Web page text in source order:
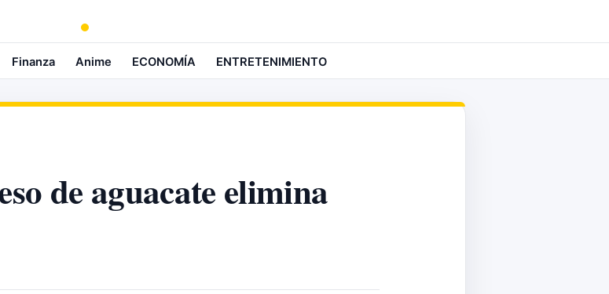
Finanza Anime ECONOMÍA ENTRETENIMIENTO
de aguacate elimina